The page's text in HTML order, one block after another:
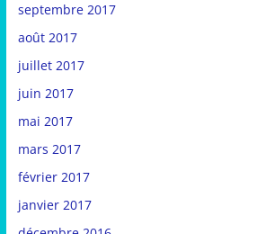
septembre 2017
août 2017
juillet 2017
juin 2017
mai 2017
mars 2017
février 2017
janvier 2017